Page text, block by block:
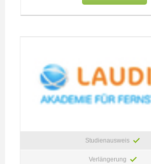
Studienausweis
Verlängerung